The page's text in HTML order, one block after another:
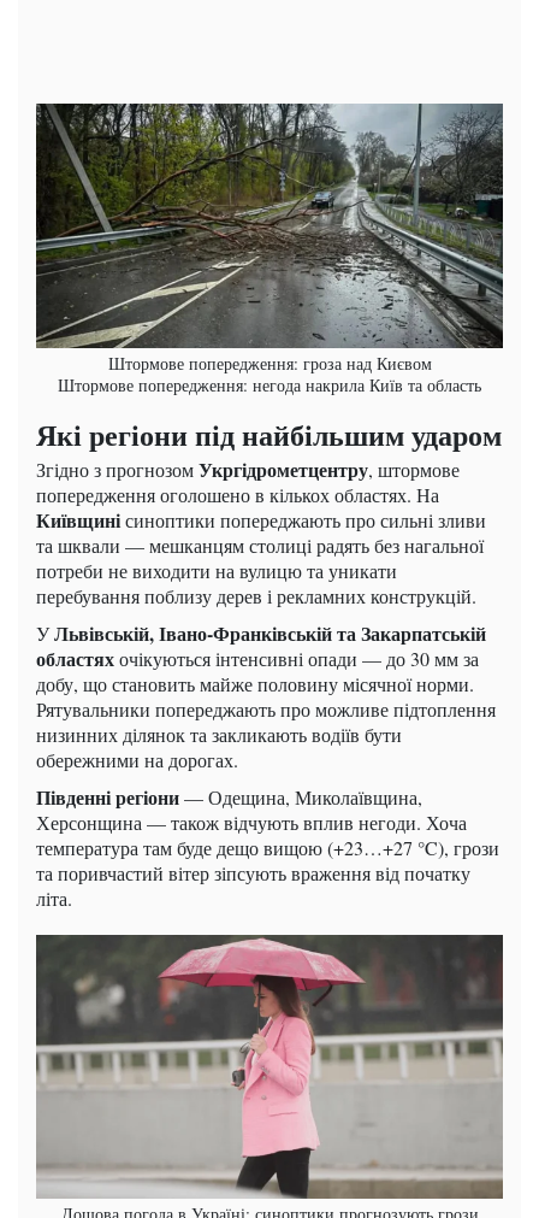
Штормове попередження: гроза над Києвом
Штормове попередження: негода накрила Київ та область
Які регіони під найбільшим ударом
Згідно з прогнозомУкргідрометцентру, штормове
попередження оголошено в кількох областях. На
Київщинісиноптики попереджають про сильні зливи
та шквали — мешканцям столиці радять без нагальної
потреби не виходити на вулицю та уникати
перебування поблизу дерев і рекламних конструкцій.
УЛьвівській, Івано-Франківській та Закарпатській
областяхочікуються інтенсивні опади — до 30 мм за
добу, що становить майже половину місячної норми.
Рятувальники попереджають про можливе підтоплення
низинних ділянок та закликають водіїв бути
обережними на дорогах.
Південні регіони— Одещина, Миколаївщина,
Херсонщина — також відчують вплив негоди. Хоча
температура там буде дещо вищою (+23…+27 °C), грози
та поривчастий вітер зіпсують враження від початку
літа.
Дощова погода в Україні: синоптики прогнозують грози